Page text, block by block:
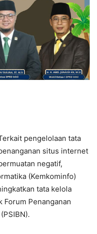
pengelolaan tata
situs internet
negatif,
(Kemkominfo)
tata kelola
Forum Penanganan